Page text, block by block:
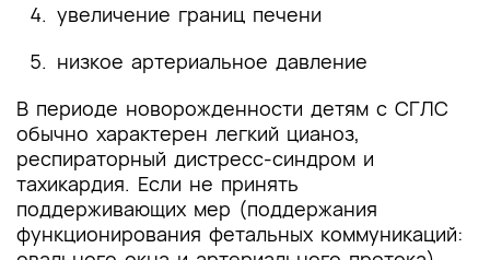
увеличение границ печени
низкое артериальное давление
В периоде новорожденности детям с СГЛС
обычно характерен легкий цианоз,
респираторный дистресс-синдром и
тахикардия. Если не принять
поддерживающих мер (поддержания
функционирования фетальных коммуникаций: